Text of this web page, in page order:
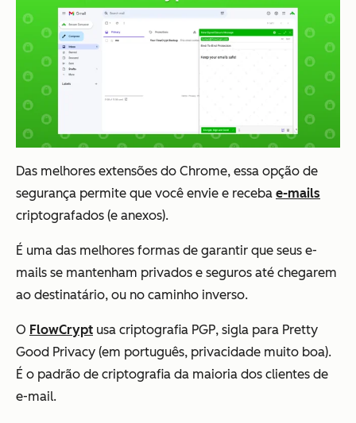
Das melhores extensões do Chrome, essa opção de
segurança permite que você envie e receba e-mails
criptografados (e anexos).
É uma das melhores formas de garantir que seus e-
mails se mantenham privados e seguros até chegarem
ao destinatário, ou no caminho inverso.
O FlowCrypt usa criptografia PGP, sigla para Pretty
Good Privacy (em português, privacidade muito boa).
É o padrão de criptografia da maioria dos clientes de
e-mail.